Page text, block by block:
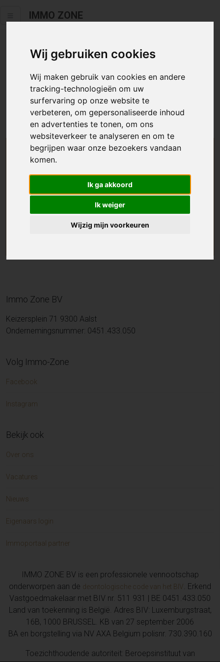
Wij gebruiken cookies
Wij maken gebruik van cookies en andere
tracking-technologieën om uw
surfervaring op onze website te
verbeteren, om gepersonaliseerde inhoud
en advertenties te tonen, om ons
websiteverkeer te analyseren en om te
begrijpen waar onze bezoekers vandaan
komen.
Ik ga akkoord
Ik weiger
Wijzig mijn voorkeuren
IMMO ZONE
Helaas staat dit zoekertje niet
meer online.
Neem zeker een kijkje in ons aanbod te koop
We helpen u graag zoeken
Maak hier een zoekprofiel aan en we houden u op
de hoogte van passend aanbod.
Immo Zone BV
Keizersplein 71 9300 Aalst
Ondernemingsnummer: 0451.433.050
Volg Immo-Zone
Facebook
Instagram
Bekijk ook
Over ons
Vacatures
Nieuws
Eigenaars login
Immoportaal partner
IMMO ZONE BV is een professionele vennootschap
onderworpen aan de deontologische code van het BIV. Erkend
Vastgoedmakelaar met BIV nr. 511 931 | BE 0451.433.050
Land van toekenning is België. Adres BIV: Luxemburgstraat,
16B, 1000 BRUSSEL. KB van 27 september 2006
BA en borgstelling via NV AXA Belgium polisnr. 730.390.160
Toezichthoudende autoriteit: Beroepsinstituut van